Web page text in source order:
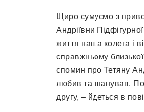
Щиро сумуємо з
Андріївни
життя наша колега і
справжньому
спомин про Тетяну
любив та шанував.
другу, – йдеться в